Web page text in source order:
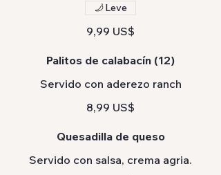
9,99 US$
Leve
Palitos de calabacín (12)
Servido con aderezo ranch
8,99 US$
Quesadilla de queso
Servido con salsa, crema agria.